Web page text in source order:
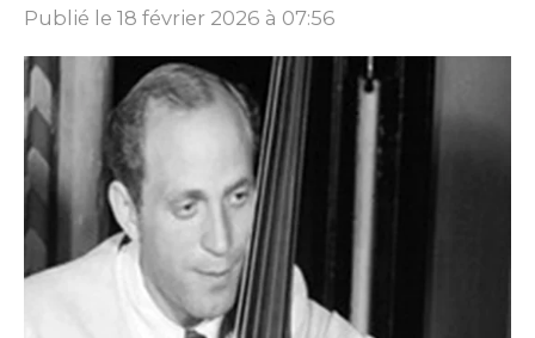
Publié le 18 février 2026 à 07:56